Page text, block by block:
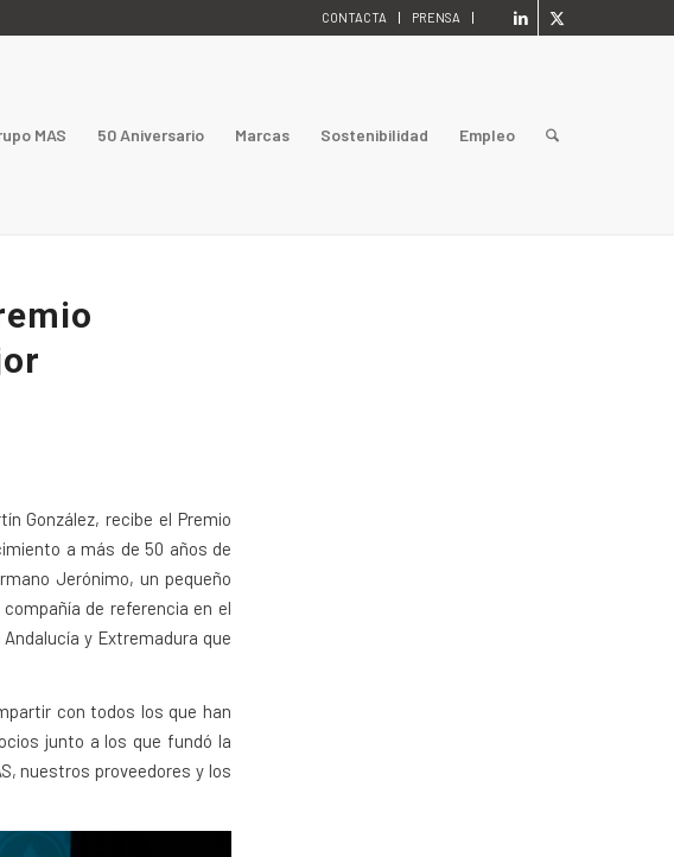
CONTACTA PRENSA
MAS 50 Aniversario Marcas Sostenibilidad Empleo
González, recibe el Premio
a más de 50 años de
Jerónimo, un pequeño
de referencia en el
y Extremadura que
con todos los que han
junto a los que fundó la
nuestros proveedores y los